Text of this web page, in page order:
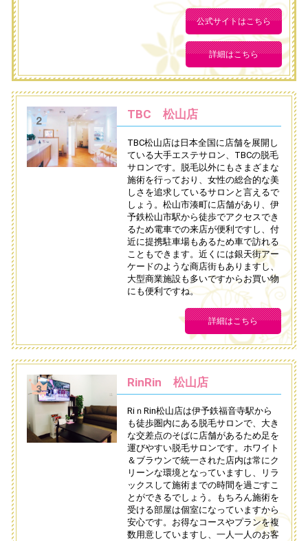
公式サイトはこちら
詳細はこちら
TBC 松山店
TBC松山店は日本全国に店舗を展開し
ている大手エステサロン、TBCの脱毛
サロンです。脱毛以外にもさまざまな
施術を行っており、女性の総合的な美
しさを追求しているサロンと言えるで
しょう。松山市湊町に店舗があり、伊
予鉄松山市駅から徒歩でアクセスでき
るため電車での来店が便利ですし、付
近に提携駐車場もあるため車で訪れる
こともできます。近くには銀天街アー
ケードのような商店街もありますし、
大型商業施設も多いですからお買い物
にも便利ですね。
詳細はこちら
RinRin 松山店
RiｎRin松山店は伊予鉄福音寺駅から
も徒歩圏内にある脱毛サロンで、大き
な交差点のそばに店舗があるため足を
運びやすい脱毛サロンです。ホワイト
＆ブラウンで統一された店内は常にク
リーンな環境となっていますし、リラ
ックスして施術までの時間を過ごすこ
とができるでしょう。もちろん施術を
受ける部屋は個室になっていますから
安心です。お得なコースやプランを複
数用意していますし、一人一人のお客